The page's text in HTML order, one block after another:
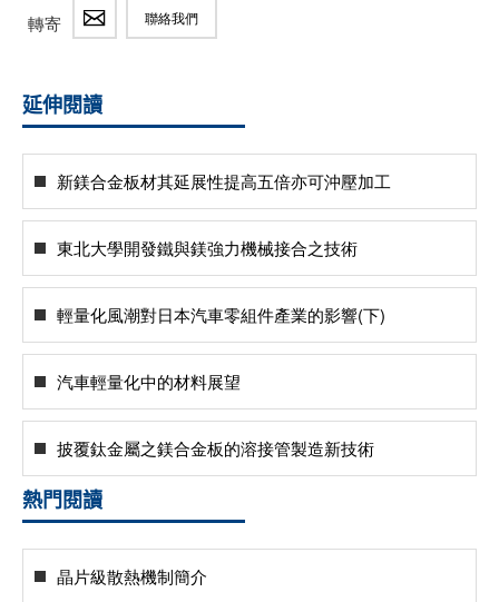
轉寄 聯絡我們
延伸閱讀
新鎂合金板材其延展性提高五倍亦可沖壓加工
東北大學開發鐵與鎂強力機械接合之技術
輕量化風潮對日本汽車零組件產業的影響(下)
汽車輕量化中的材料展望
披覆鈦金屬之鎂合金板的溶接管製造新技術
熱門閱讀
晶片級散熱機制簡介